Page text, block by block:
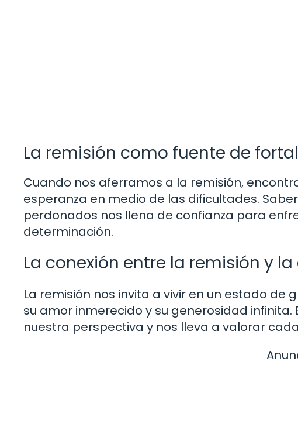
La remisión como fuente de
Cuando nos aferramos a la remisión,
esperanza en medio de las dificultades.
perdonados nos llena de confianza para
determinación.
La conexión entre la remisión y
La remisión nos invita a vivir en un estado
su amor inmerecido y su generosidad
nuestra perspectiva y nos lleva a valorar